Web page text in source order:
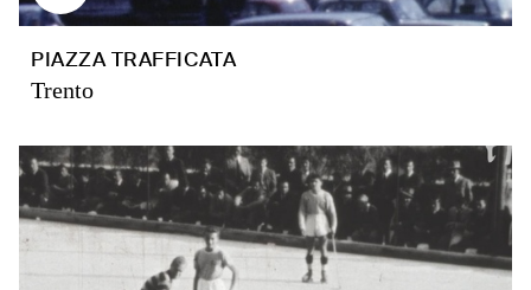
PIAZZA TRAFFICATA
Trento